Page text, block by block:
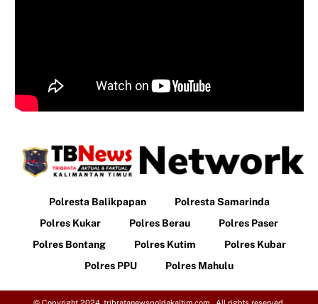
Polresta Balikpapan
Polresta Samarinda
Polres Kukar
Polres Berau
Polres Paser
Polres Bontang
Polres Kutim
Polres Kubar
Polres PPU
Polres Mahulu